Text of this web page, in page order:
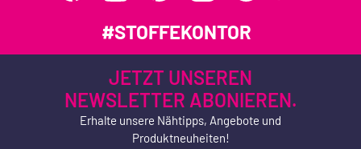
#STOFFEKONTOR
JETZT UNSEREN
NEWSLETTER ABONIEREN.
Erhalte unsere Nähtipps, Angebote und
Produktneuheiten!